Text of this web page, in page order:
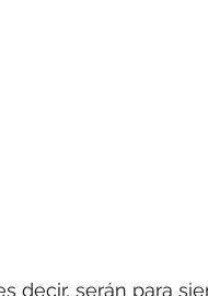
decir, serán para